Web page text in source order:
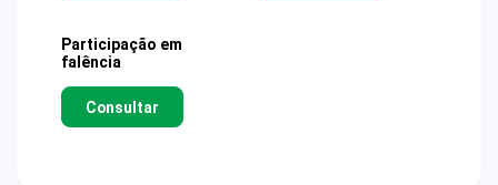
Participação em
falência
Consultar